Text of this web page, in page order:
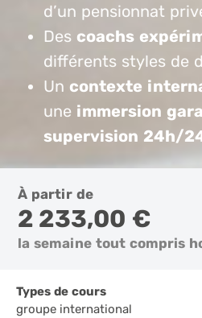
d’un pensionnat
Des coachs
différents styles de
Un contexte
une immersion
supervision 24h/
À partir de
2 233,00 €
la semaine tout compris
Types de cours
groupe international